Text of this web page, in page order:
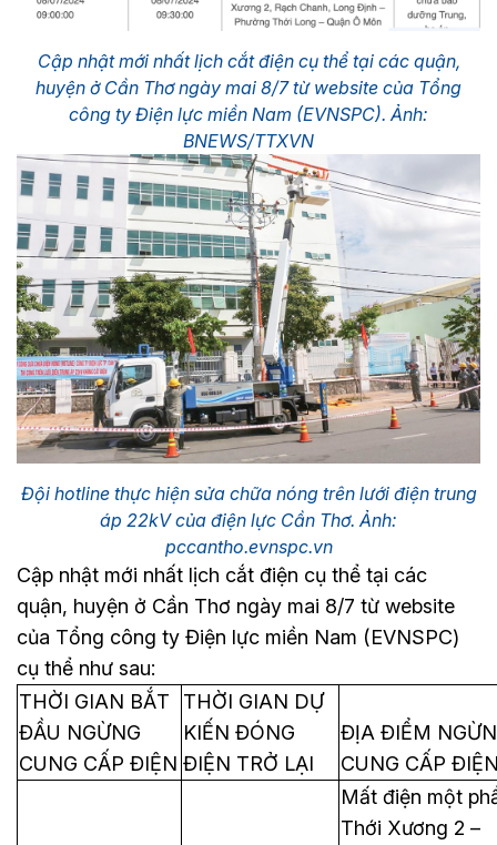
Cập nhật mới nhất lịch cắt điện cụ thể tại các quận,
huyện ở Cần Thơ ngày mai 8/7 từ website của Tổng
công ty Điện lực miền Nam (EVNSPC). Ảnh:
BNEWS/TTXVN
Đội hotline thực hiện sửa chữa nóng trên lưới điện trung
áp 22kV của điện lực Cần Thơ. Ảnh:
pccantho.evnspc.vn
Cập nhật mới nhất lịch cắt điện cụ thể tại các
quận, huyện ở Cần Thơ ngày mai 8/7 từ website
của Tổng công ty Điện lực miền Nam (EVNSPC)
cụ thể như sau:
THỜI GIAN BẮT
ĐẦU NGỪNG
CUNG CẤP ĐIỆN
THỜI GIAN DỰ
KIẾN ĐÓNG
ĐIỆN TRỞ LẠI
ĐỊA ĐIỂM
CUNG CẤP
Mất điện một
Thới Xương 2 –